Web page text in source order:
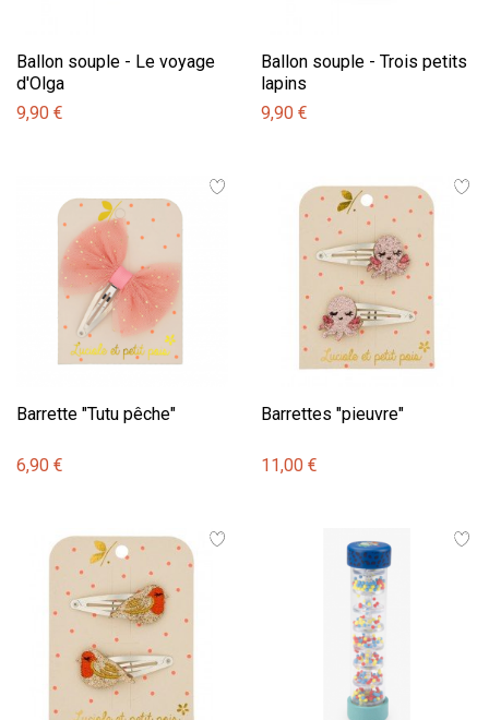
Ballon souple - Le voyage
d'Olga
9,90 €
Ballon souple - Trois petits
lapins
9,90 €
Barrette "Tutu pêche"
6,90 €
Barrettes "pieuvre"
11,00 €